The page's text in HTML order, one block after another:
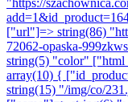
["url"]=> string(86)
72062-opaska-
string(5) "color"
array(10) {
string(15) "/img/co/